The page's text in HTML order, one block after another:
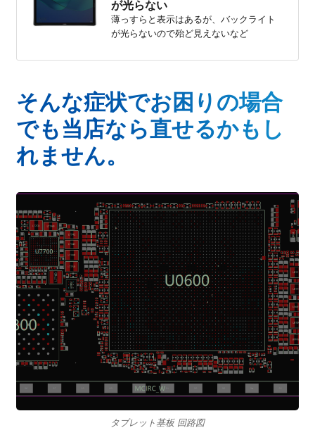
が光らない
薄っすらと表示はあるが、バックライト
が光らないので殆ど見えないなど
そんな症状でお困りの場合
でも当店なら直せるかもし
れません。
タブレット基板 回路図